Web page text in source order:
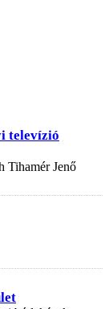
televízió
Tihamér Jenő